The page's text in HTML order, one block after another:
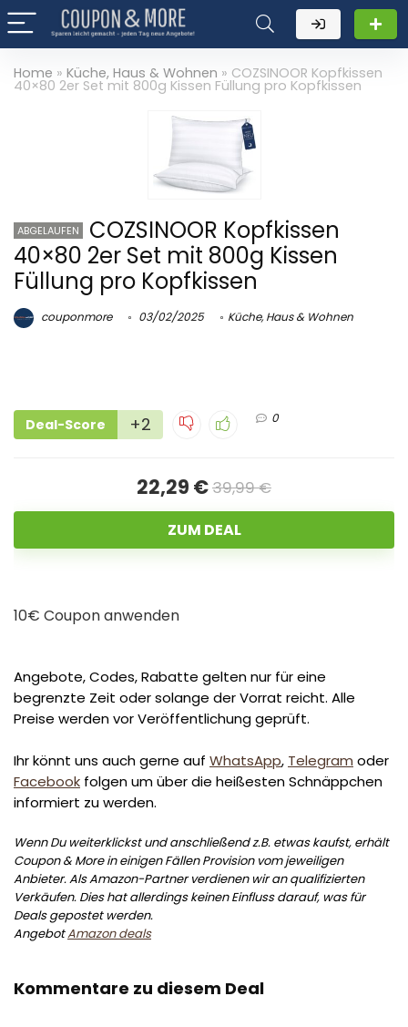
Home » Küche, Haus & Wohnen » COZSINOOR Kopfkissen
40×80 2er Set mit 800g Kissen Füllung pro Kopfkissen
ABGELAUFEN
COZSINOOR Kopfkissen
40×80 2er Set mit 800g Kissen
Füllung pro Kopfkissen
couponmore 03/02/2025 Küche, Haus & Wohnen
Deal-Score +2 0
22,29 €39,99 €
ZUM DEAL
10€ Coupon anwenden
Angebote, Codes, Rabatte gelten nur für eine
begrenzte Zeit oder solange der Vorrat reicht. Alle
Preise werden vor Veröffentlichung geprüft.
Ihr könnt uns auch gerne auf WhatsApp, Telegram oder
Facebook folgen um über die heißesten Schnäppchen
informiert zu werden.
Wenn Du weiterklickst und anschließend z.B. etwas kaufst, erhält
Coupon & More in einigen Fällen Provision vom jeweiligen
Anbieter. Als Amazon-Partner verdienen wir an qualifizierten
Verkäufen. Dies hat allerdings keinen Einfluss darauf, was für
Deals gepostet werden.
AngebotAmazon deals
Kommentare zu diesem Deal